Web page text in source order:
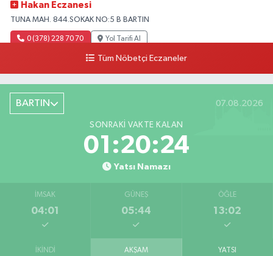
Hakan Eczanesi
TUNA MAH. 844.SOKAK NO:5 B BARTIN
0 (378) 228 70 70 Yol Tarifi Al
Tüm Nöbetçi Eczaneler
BARTIN 07.08.2026
SONRAKI VAKTE KALAN
01:20:23
Yatsı Namazı
İMSAK
04:01
GÜNEŞ
05:44
ÖĞLE
13:02
İKINDI AKŞAM YATSI